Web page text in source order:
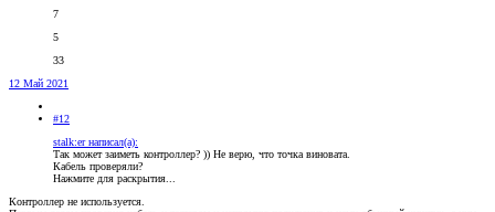
7
5
33
12 Май 2021
#12
stalk:er написал(а):
Так может заиметь контроллер? )) Не верю, что точка виновата.
Кабель проверяли?
Нажмите для раскрытия...
Контроллер не используется.